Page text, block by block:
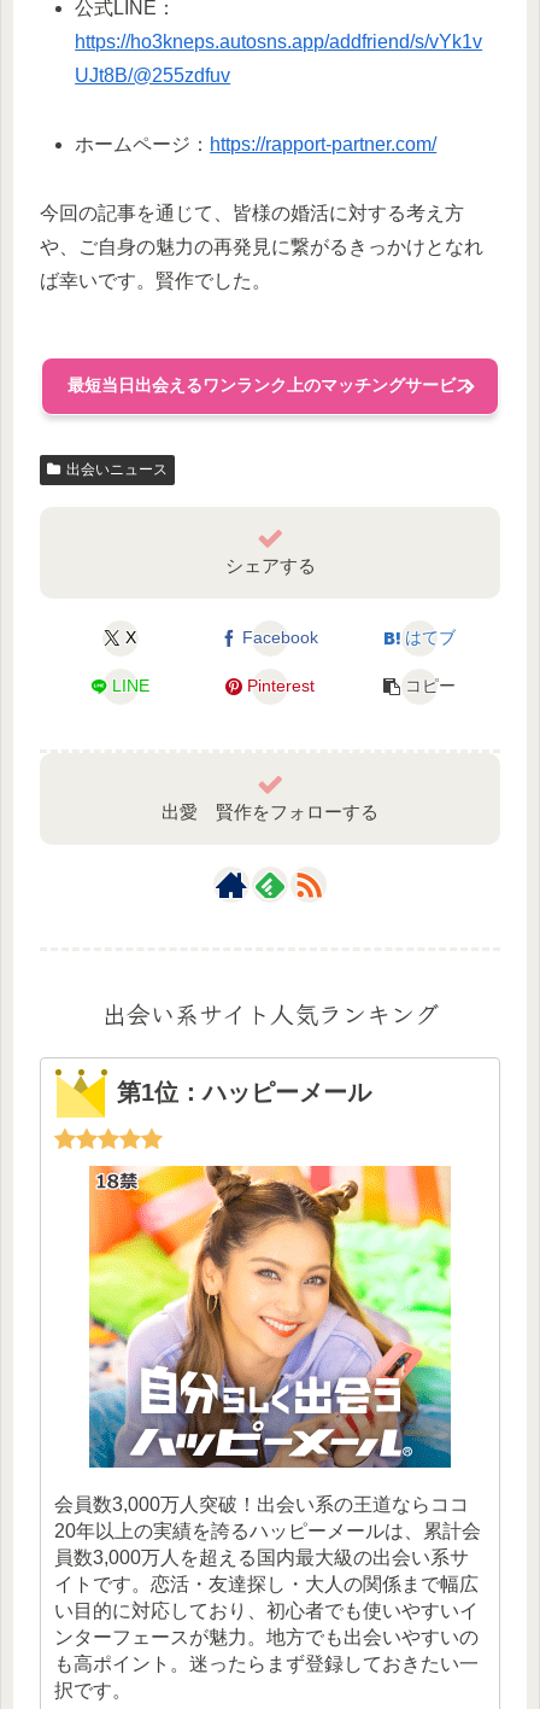
公式LINE：
https://ho3kneps.autosns.app/addfriend/s/vYk1v
UJt8B/@255zdfuv
ホームページ： https://rapport-partner.com/
今回の記事を通じて、皆様の婚活に対する考え方
や、ご自身の魅力の再発見に繋がるきっかけとなれ
ば幸いです。賢作でした。
最短当日出会えるワンランク上のマッチングサービス
出会いニュース
シェアする
X Facebook はてブ
LINE Pinterest コピー
出愛 賢作をフォローする
出会い系サイト人気ランキング
第1位：ハッピーメール
会員数3,000万人突破！出会い系の王道ならココ
20年以上の実績を誇るハッピーメールは、累計会
員数3,000万人を超える国内最大級の出会い系サ
イトです。恋活・友達探し・大人の関係まで幅広
い目的に対応しており、初心者でも使いやすいイ
ンターフェースが魅力。地方でも出会いやすいの
も高ポイント。迷ったらまず登録しておきたい一
択です。